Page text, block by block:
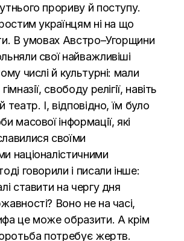
прориву й поступу.
українцям ні на що
В умовах Австро–Угорщини
свої найважливіші
числі й культурні: мали
свободу релігії, навіть
театр. І, відповідно, їм було
масової інформації, які
своїми
націоналістичними
говорили і писали інше:
ставити на чергу дня
Воно не на часі,
це може образити. А крім
потребує жертв.